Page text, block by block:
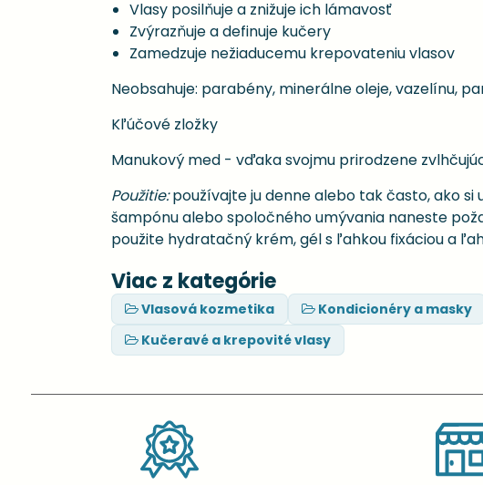
Vlasy posilňuje a znižuje ich lámavosť
Zvýrazňuje a definuje kučery
Zamedzuje nežiaducemu krepovateniu vlasov
Neobsahuje: parabény, minerálne oleje, vazelínu,
Kľúčové zložky
Manukový med - vďaka svojmu prirodzene
Použitie:používajte ju denne alebo tak často, ako
šampónu alebo spoločného umývania naneste
použite hydratačný krém, gél s ľahkou fixáciou a
Viac z kategórie
Vlasová kozmetika Kondicionéry a masky
Kučeravé a krepovité vlasy